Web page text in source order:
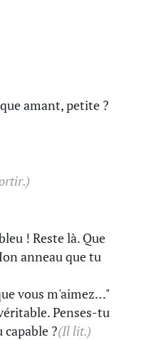
amant, petite ?
! Reste là. Que
anneau que tu
vous m'aimez…"
Penses-tu
?(Il lit.)